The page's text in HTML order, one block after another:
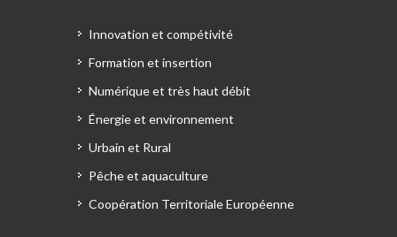
Innovation et compétivité
Formation et insertion
Numérique et très haut débit
Énergie et environnement
Urbain et Rural
Pêche et aquaculture
Coopération Territoriale Européenne